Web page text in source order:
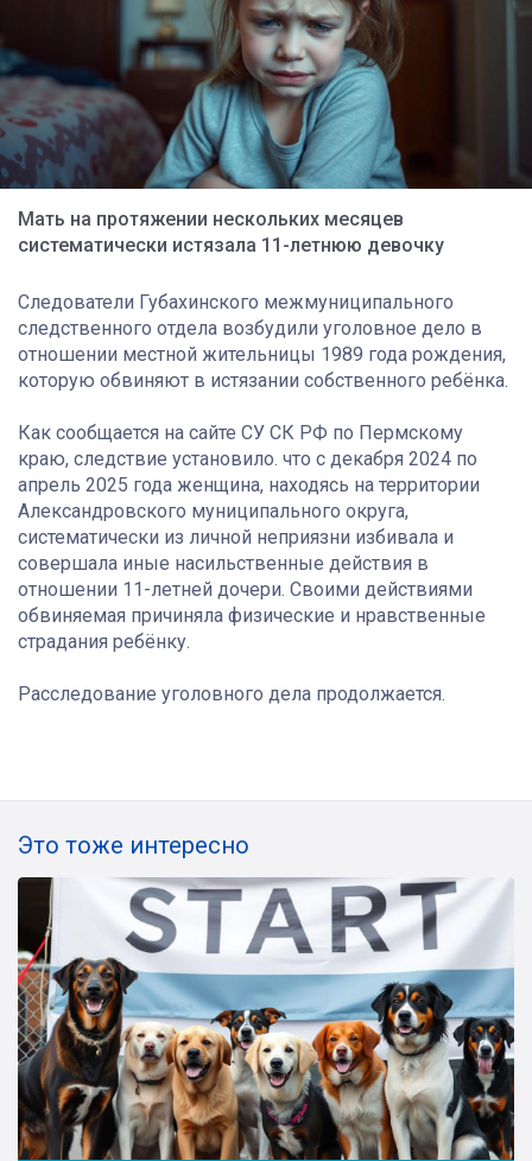
Мать на протяжении нескольких месяцев
систематически истязала 11-летнюю девочку
Следователи Губахинского межмуниципального
следственного отдела возбудили уголовное дело в
отношении местной жительницы 1989 года рождения,
которую обвиняют в истязании собственного ребёнка.
Как сообщается на сайте СУ СК РФ по Пермскому
краю, следствие установило. что с декабря 2024 по
апрель 2025 года женщина, находясь на территории
Александровского муниципального округа,
систематически из личной неприязни избивала и
совершала иные насильственные действия в
отношении 11-летней дочери. Своими действиями
обвиняемая причиняла физические и нравственные
страдания ребёнку.
Расследование уголовного дела продолжается.
Это тоже интересно